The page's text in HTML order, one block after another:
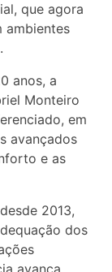
que agora
ambientes
anos, a
Monteiro
em
avançados
e as
2013,
dos